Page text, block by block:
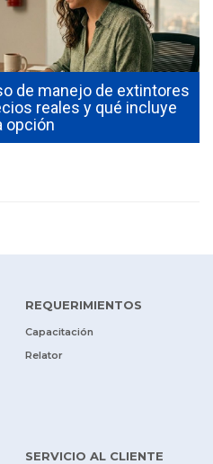
de manejo de extintores
reales y qué incluye
opción
REQUERIMIENTOS
Capacitación
Relator
SERVICIO AL CLIENTE